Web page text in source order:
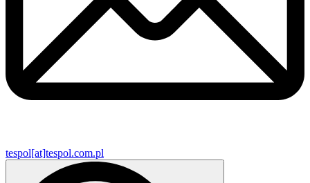
tespol[at]tespol.com.pl
Search